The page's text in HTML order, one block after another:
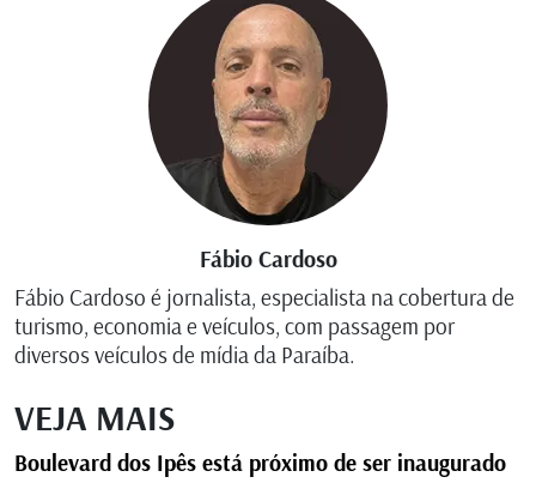
Fábio Cardoso
Fábio Cardoso é jornalista, especialista na cobertura de
turismo, economia e veículos, com passagem por
diversos veículos de mídia da Paraíba.
VEJA MAIS
Boulevard dos Ipês está próximo de ser inaugurado